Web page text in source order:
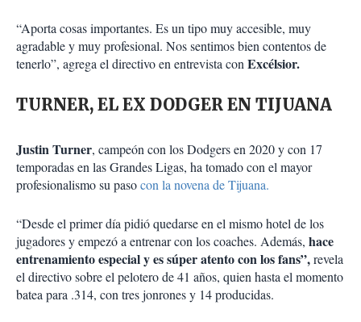
“Aporta cosas importantes. Es un tipo muy accesible, muy
agradable y muy profesional. Nos sentimos bien contentos de
tenerlo”, agrega el directivo en entrevista conExcélsior.
TURNER, EL EX DODGER EN TIJUANA
Justin Turner, campeón con los Dodgers en 2020 y con 17
temporadas en las Grandes Ligas, ha tomado con el mayor
profesionalismo su pasocon la novena de Tijuana.
“Desde el primer día pidió quedarse en el mismo hotel de los
jugadores y empezó a entrenar con los coaches. Además, hace
entrenamiento especial y es súper atento con los fans”,revela
el directivo sobre el pelotero de 41 años, quien hasta el momento
batea para .314, con tres jonrones y 14 producidas.